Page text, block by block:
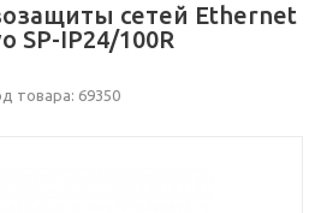
сетей Ethernet
SP-IP24/100R
товара: 69350